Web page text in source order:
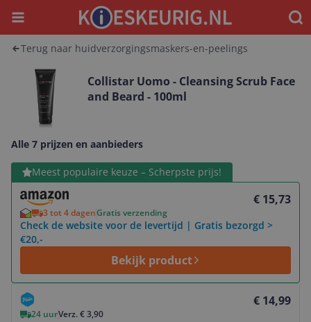
Menu
Terug naar huidverzorgingsmaskers-en-peelings
Collistar Uomo - Cleansing Scrub Face
and Beard - 100ml
Alle 7 prijzen en aanbieders
Meest populaire keuze – Scherpste prijs!
€ 15,73
3 tot 4 dagenGratis verzending
Check de website voor de levertijd | Gratis bezorgd >
€20,-
Bekijk product
Bekijk product
€ 14,99
24 uurVerz. € 3,90
Bekijk product